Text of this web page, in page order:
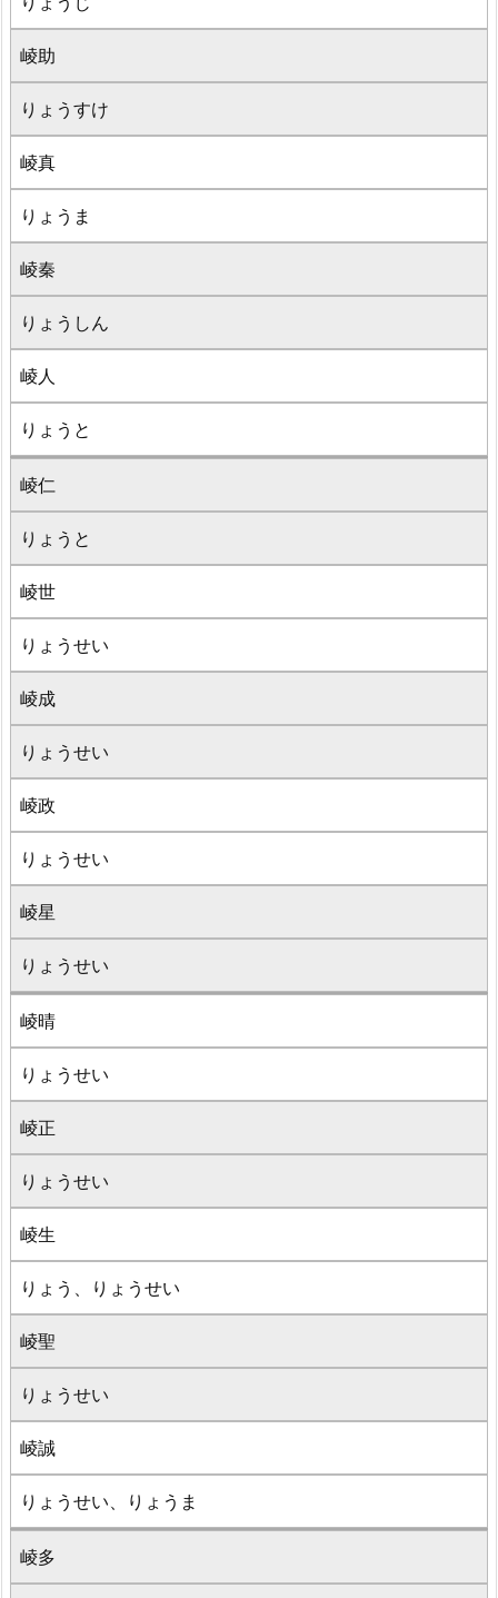
崚助
りょうすけ
崚真
りょうま
崚秦
りょうしん
崚人
りょうと
崚仁
りょうと
崚世
りょうせい
崚成
りょうせい
崚政
りょうせい
崚星
りょうせい
崚晴
りょうせい
崚正
りょうせい
崚生
りょう、りょうせい
崚聖
りょうせい
崚誠
りょうせい、りょうま
崚多